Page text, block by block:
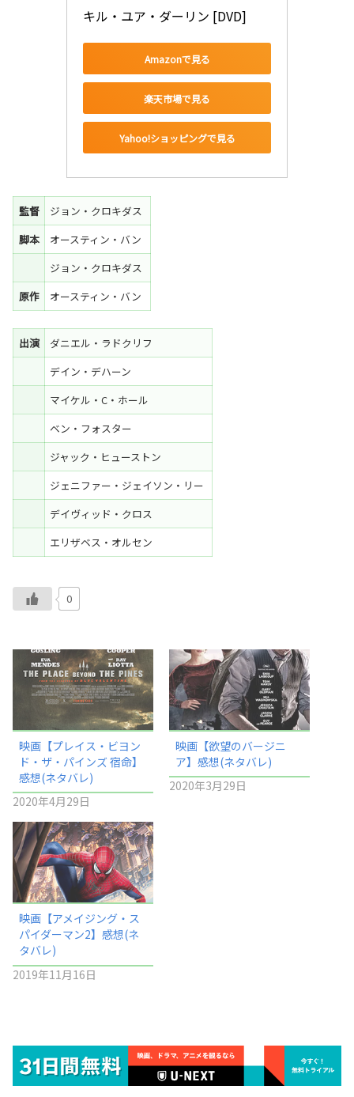
キル・ユア・ダーリン [DVD]
Amazonで見る
楽天市場で見る
Yahoo!ショッピングで見る
監督
ジョン・クロキダス
脚本
オースティン・バン
ジョン・クロキダス
原作
オースティン・バン
出演
ダニエル・ラドクリフ
デイン・デハーン
マイケル・C・ホール
ベン・フォスター
ジャック・ヒューストン
ジェニファー・ジェイソン・リー
デイヴィッド・クロス
エリザベス・オルセン
0
映画【プレイス・ビヨン
ド・ザ・パインズ 宿命】
感想(ネタバレ)
2020年4月29日
映画【欲望のバージニ
ア】感想(ネタバレ)
2020年3月29日
映画【アメイジング・ス
パイダーマン2】感想(ネ
タバレ)
2019年11月16日